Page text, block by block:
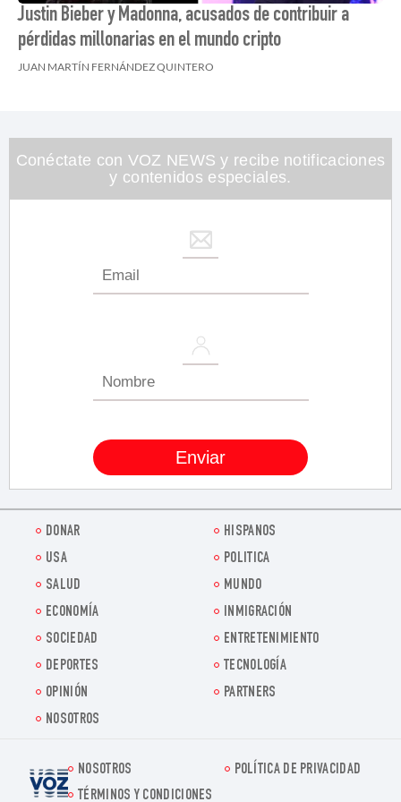
Justin Bieber y Madonna, acusados de contribuir a
pérdidas millonarias en el mundo cripto
JUAN MARTÍN FERNÁNDEZ QUINTERO
Conéctate con VOZ NEWS y recibe notificaciones
y contenidos especiales.
DONAR
HISPANOS
USA
POLITICA
SALUD
MUNDO
ECONOMÍA
INMIGRACIÓN
SOCIEDAD
ENTRETENIMIENTO
DEPORTES
TECNOLOGÍA
OPINIÓN
PARTNERS
NOSOTROS
Voz.us
NOSOTROS
POLÍTICA DE PRIVACIDAD
TÉRMINOS Y CONDICIONES